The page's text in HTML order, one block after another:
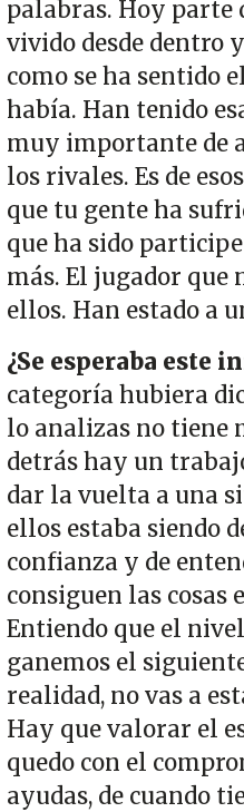
palabras. Hoy
vivido desde dentro
como se ha sentido
había. Han tenido
muy importante de
los rivales. Es de
que tu gente ha
que ha sido
más. El jugador que
ellos. Han estado a
¿Se esperaba este
categoría hubiera
lo analizas no tiene
detrás hay un
dar la vuelta a una
ellos estaba siendo
confianza y de
consiguen las cosas
Entiendo que el
ganemos el
realidad, no vas a
Hay que valorar el
quedo con el
ayudas, de cuando